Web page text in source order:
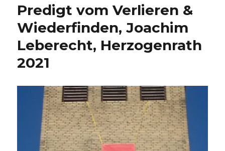
Nachruf,
Predigt,
Joachim
Leberecht,
Predigt vom Verlieren &
Wiederfinden, Joachim
Leberecht, Herzogenrath
2021